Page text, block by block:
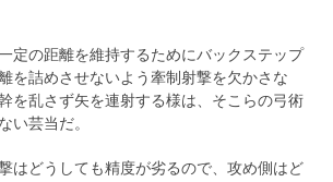
定の距離を維持するためにバックステップ
を詰めさせないよう牽制射撃を欠かさな
を乱さず矢を連射する様は、そこらの弓術
い芸当だ。
はどうしても精度が劣るので、攻め側はど